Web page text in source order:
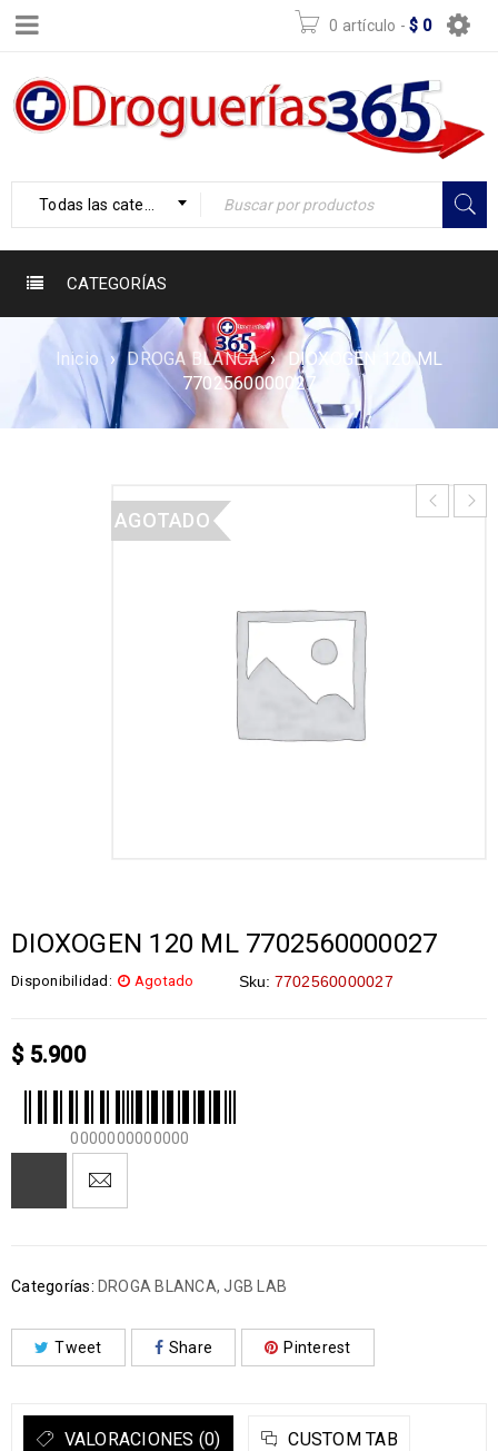
0 artículo - $ 0
Todas las categorías
CATEGORÍAS
Inicio › DROGA BLANCA › DIOXOGEN 120 ML
7702560000027
AGOTADO
DIOXOGEN 120 ML 7702560000027
Disponibilidad: Agotado Sku: 7702560000027
$5.900
0000000000000
Categorías: DROGA BLANCA,JGB LAB
Tweet Share Pinterest
VALORACIONES (0) CUSTOM TAB